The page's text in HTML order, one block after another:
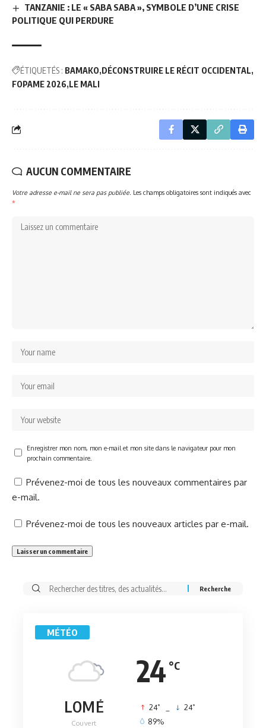
TANZANIE : LE « SABA SABA », SYMBOLE D’UNE CRISE
POLITIQUE QUI PERDURE
ÉTIQUETÉS : BAMAKO DÉCONSTRUIRE LE RÉCIT OCCIDENTAL
FOPAME 2026 LE MALI
AUCUN COMMENTAIRE
Votre adresse e-mail ne sera pas publiée. Les champs obligatoires sont indiqués avec
*
Enregistrer mon nom, mon e-mail et mon site dans le navigateur pour mon
prochain commentaire.
Prévenez-moi de tous les nouveaux commentaires par
e-mail.
Prévenez-moi de tous les nouveaux articles par e-mail.
Rechercher:
MÉTÉO
24 °C
LOMÉ
Couvert
24° 24°
89%